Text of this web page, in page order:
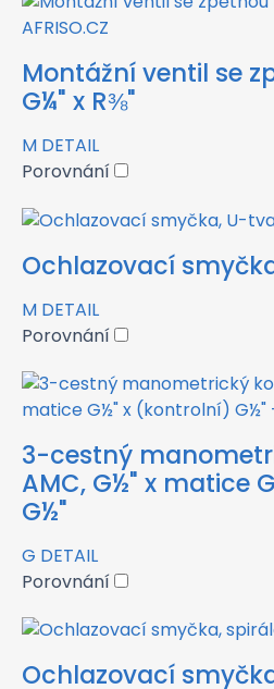
Montážní ventil se
G¼" x R⅜"
M DETAIL
Porovnání
Ochlazovací
M DETAIL
Porovnání
3-cestný
AMC, G½" x matice
G½"
G DETAIL
Porovnání
Ochlazovací